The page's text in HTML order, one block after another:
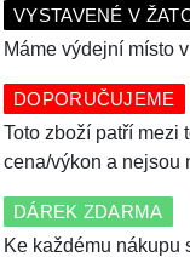
VYSTAVENÉ V
Máme výdejní místo
DOPORUČUJEME
Toto zboží patří mezi
cena/výkon a nejsou
DÁREK ZDARMA
Ke každému nákupu